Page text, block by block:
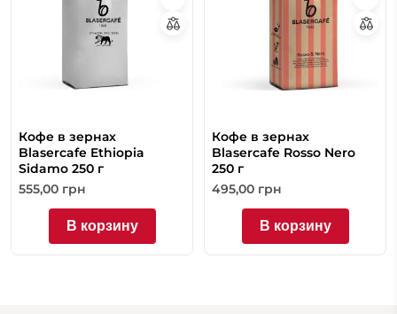
Кофе в зернах
Blasercafe Ethiopia
Sidamo 250 г
555,00 грн
В корзину
Кофе в зернах
Blasercafe Rosso Nero
250 г
495,00 грн
В корзину